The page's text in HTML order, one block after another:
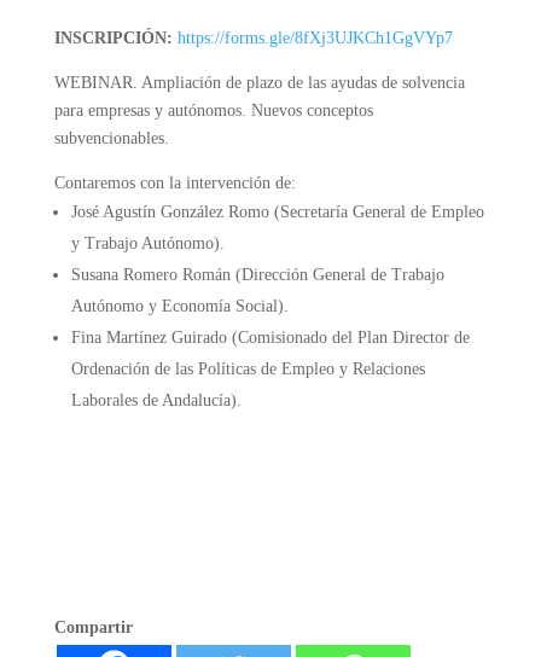
INSCRIPCIÓN: https://forms.gle/8fXj3UJKCh1GgVYp7
WEBINAR. Ampliación de plazo de las ayudas de solvencia
para empresas y autónomos. Nuevos conceptos
subvencionables.
Contaremos con la intervención de:
José Agustín González Romo (Secretaría General de Empleo
y Trabajo Autónomo).
Susana Romero Román (Dirección General de Trabajo
Autónomo y Economía Social).
Fina Martínez Guirado (Comisionado del Plan Director de
Ordenación de las Políticas de Empleo y Relaciones
Laborales de Andalucía).
Compartir